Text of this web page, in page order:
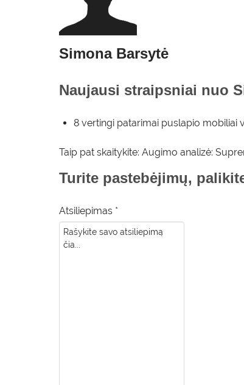
Simona Barsytė
Naujausi straipsniai nuo
8 vertingi patarimai puslapio mobiliai
Taip pat skaitykite: Augimo analizė:
Turite pastebėjimų,
Atsiliepimas *